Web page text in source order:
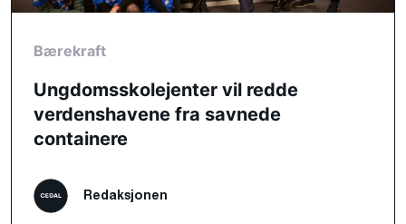
Bærekraft
Ungdomsskolejenter vil redde
verdenshavene fra savnede
containere
Redaksjonen